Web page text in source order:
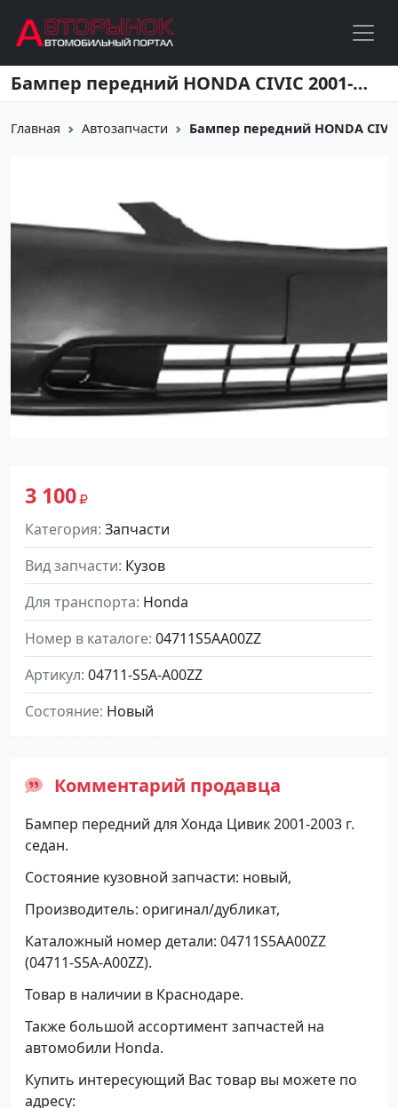
Перейти к основному содержанию Бампер передний HONDA CIVIC 2001-2003 седан Краснодар
Главная Автозапчасти Бампер передний HONDA
3 100
Категория Запчасти
Вид запчасти Кузов
Для транспорта Honda
Номер в каталоге 04711S5AA00ZZ
Артикул 04711-S5A-A00ZZ
Состояние Новый
Комментарий продавца
Бампер передний для Хонда Цивик 2001-2003 г.
седан.
Состояние кузовной запчасти: новый,
Производитель: оригинал/дубликат,
Каталожный номер детали: 04711S5AA00ZZ
(04711-S5A-A00ZZ).
Товар в наличии в Краснодаре.
Также большой ассортимент запчастей на
автомобили Honda.
Купить интересующий Вас товар вы можете по
адресу: